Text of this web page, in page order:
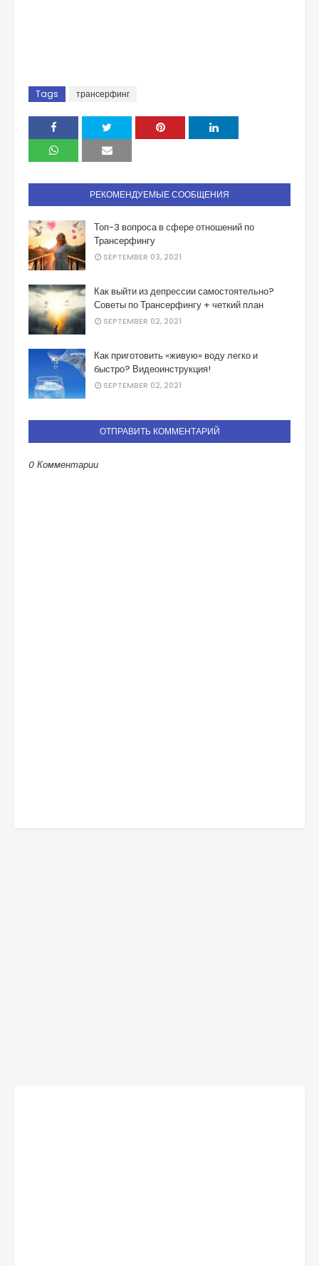
Tags трансерфинг
РЕКОМЕНДУЕМЫЕ СООБЩЕНИЯ
Топ-3 вопроса в сфере отношений по
Трансерфингу
SEPTEMBER 03, 2021
Как выйти из депрессии самостоятельно?
Советы по Трансерфингу + четкий план
SEPTEMBER 02, 2021
Как приготовить «живую» воду легко и
быстро? Видеоинструкция!
SEPTEMBER 02, 2021
ОТПРАВИТЬ КОММЕНТАРИЙ
0 Комментарии